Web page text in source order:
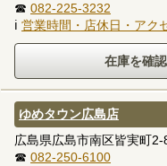
☎ 082-225-3232
ℹ 営業時間・店休日・アク
ゆめタウン広島店
広島県広島市南区皆実町
☎ 082-250-6100